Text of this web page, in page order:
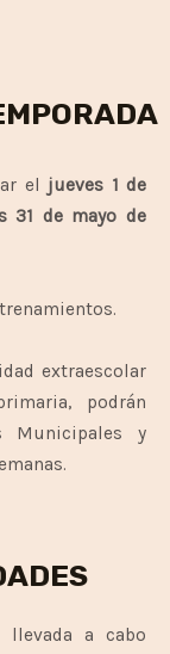
el jueves 1 de
31 de mayo de
extraescolar
podrán
Municipales y
llevada a cabo